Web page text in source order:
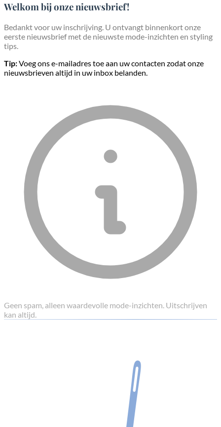
Welkom bij onze nieuwsbrief!
Bedankt voor uw inschrijving. U ontvangt binnenkort onze
eerste nieuwsbrief met de nieuwste mode-inzichten en styling
tips.
Tip:Voeg ons e-mailadres toe aan uw contacten zodat onze
nieuwsbrieven altijd in uw inbox belanden.
Geen spam, alleen waardevolle mode-inzichten. Uitschrijven
kan altijd.